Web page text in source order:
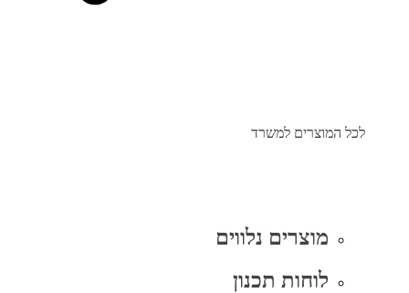
לכל המוצרים למשרד
מוצרים נלווים
לוחות תכנון